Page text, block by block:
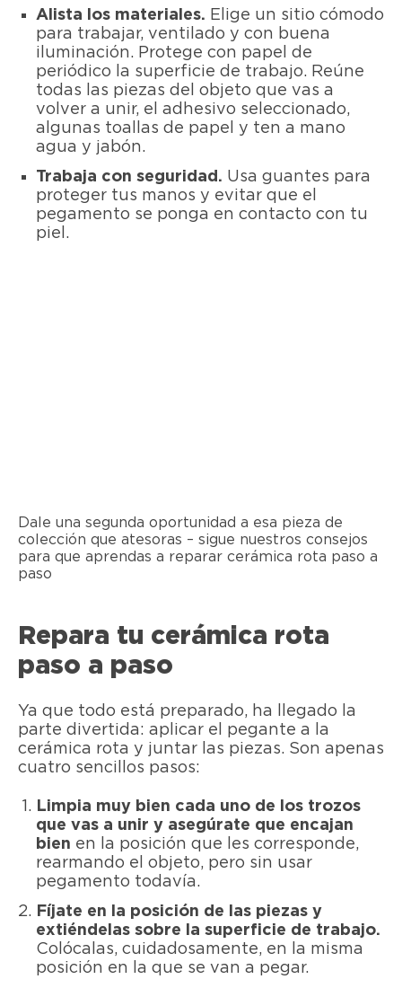
Alista los materiales. Elige un sitio cómodo
para trabajar, ventilado y con buena
iluminación. Protege con papel de
periódico la superficie de trabajo. Reúne
todas las piezas del objeto que vas a
volver a unir, el adhesivo seleccionado,
algunas toallas de papel y ten a mano
agua y jabón.
Trabaja con seguridad. Usa guantes para
proteger tus manos y evitar que el
pegamento se ponga en contacto con tu
piel.
Dale una segunda oportunidad a esa pieza de
colección que atesoras – sigue nuestros consejos
para que aprendas a reparar cerámica rota paso a
paso
Repara tu cerámica rota
paso a paso
Ya que todo está preparado, ha llegado la
parte divertida: aplicar el pegante a la
cerámica rota y juntar las piezas. Son apenas
cuatro sencillos pasos:
Limpia muy bien cada uno de los trozos
que vas a unir y asegúrate que encajan
bien en la posición que les corresponde,
rearmando el objeto, pero sin usar
pegamento todavía.
Fíjate en la posición de las piezas y
extiéndelas sobre la superficie de trabajo.
Colócalas, cuidadosamente, en la misma
posición en la que se van a pegar.